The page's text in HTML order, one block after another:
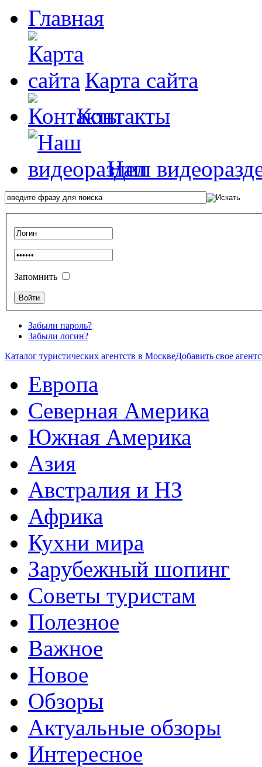
Главная
Карта сайта
Контакты
Наш
Запомнить
Забыли пароль?
Забыли логин?
Каталог туристических агентств в МосквеДобавить свое
Европа
Северная Америка
Южная Америка
Азия
Австралия и НЗ
Африка
Кухни мира
Зарубежный шопинг
Советы туристам
Полезное
Важное
Новое
Обзоры
Актуальные обзоры
Интересное